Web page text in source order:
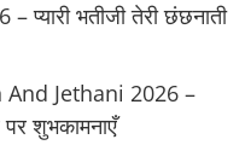
भतीजी तेरी छंछनाती
Jethani 2026 –
पर शुभकामनाएँ